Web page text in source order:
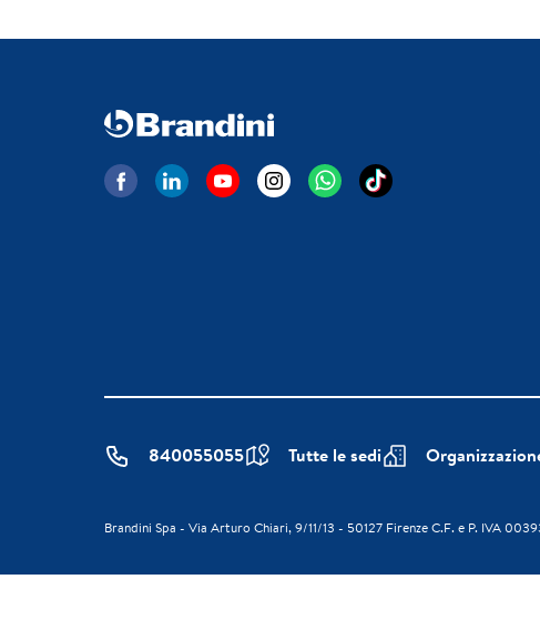
840055055 Tutte le sedi
Brandini Spa - Via Arturo Chiari, 9/11/13 - 50127 Firenze C.F. e P. IVA